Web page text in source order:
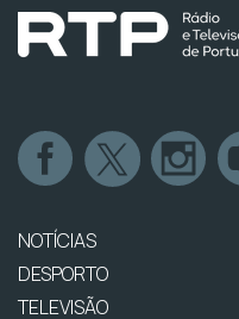
NOTÍCIAS
DESPORTO
TELEVISÃO